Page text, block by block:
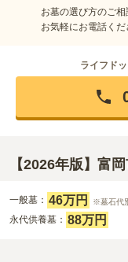
お墓の選び方のご相
お気軽にお電話くだ
ライフド
【2026年版】富
一般墓： 46万円 ※墓石代
永代供養墓： 88万円